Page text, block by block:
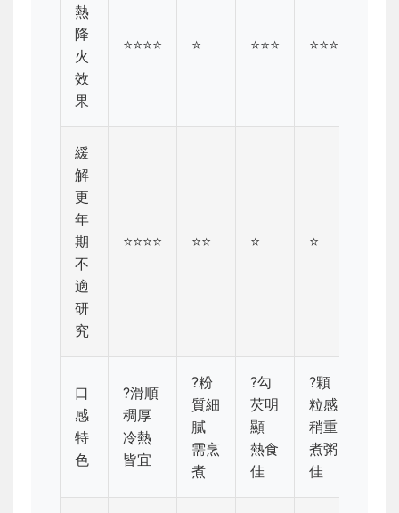
熱
降
火
效
果
⭐⭐⭐⭐ ⭐ ⭐⭐⭐ ⭐⭐⭐
緩
解
更
年
期
不
適
研
究
⭐⭐⭐⭐ ⭐⭐ ⭐ ⭐
口
感
特
色
?滑順
稠厚
冷熱
皆宜
?粉
質細
膩
需烹
煮
?勾
芡明
顯
熱食
佳
?顆
粒感
稍重
煮粥
佳